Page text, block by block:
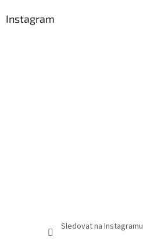
Instagram
Sledovat na Instagramu